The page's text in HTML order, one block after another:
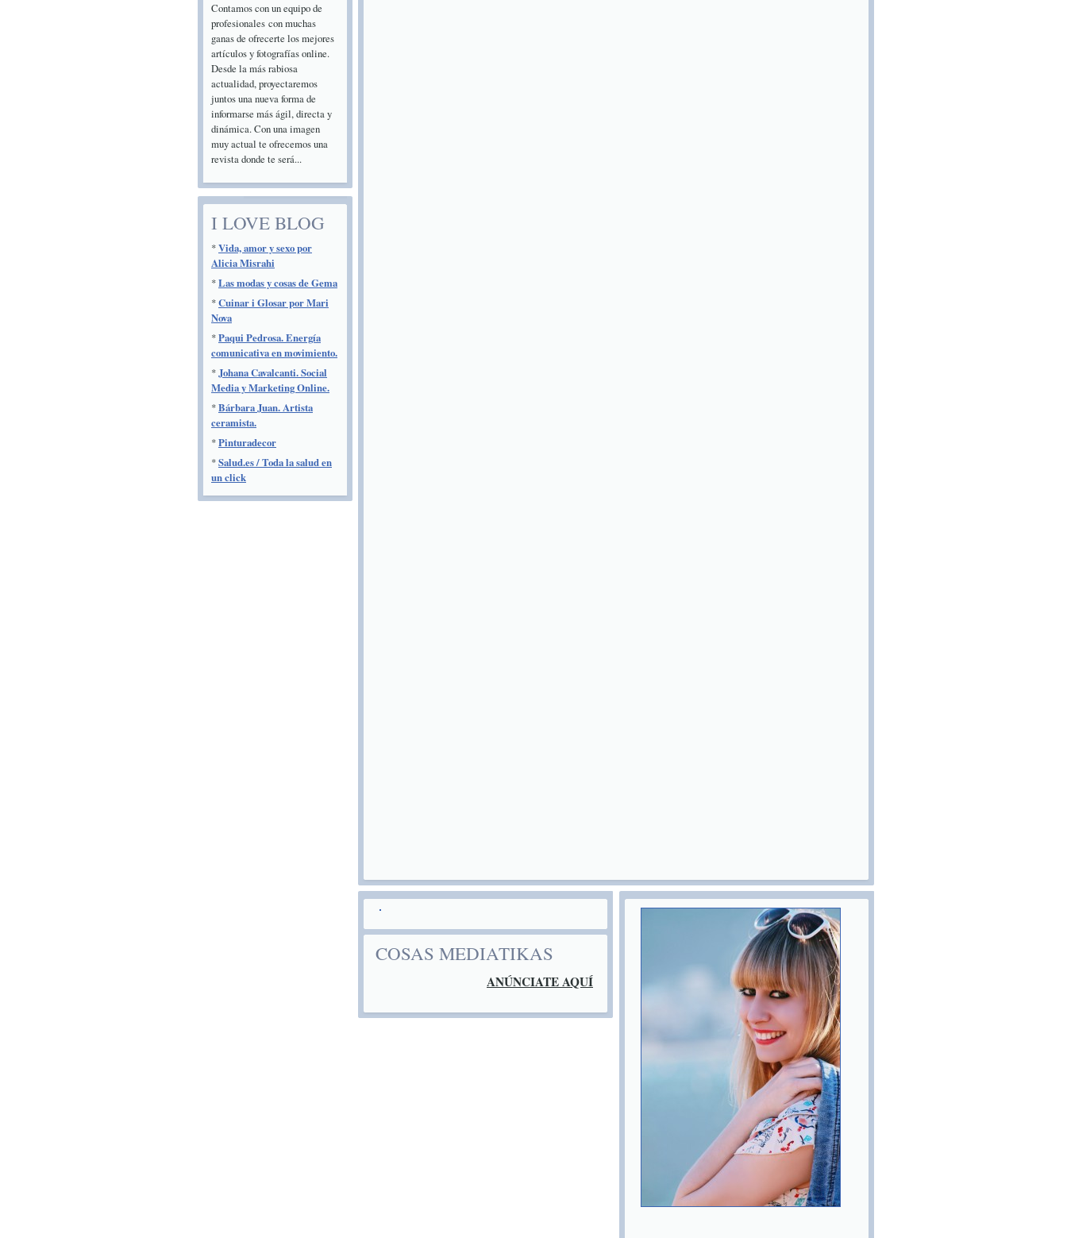
COSAS MEDIATIKAS
ANÚNCIATE AQUÍ
Contamos con un equipo de
profesionales con muchas
ganas de ofrecerte los mejores
artículos y fotografías online.
Desde la más rabiosa
actualidad, proyectaremos
juntos una nueva forma de
informarse más ágil, directa y
dinámica. Con una imagen
muy actual te ofrecemos una
revista donde te será...
I LOVE BLOG
*Vida, amor y sexo por
Alicia Misrahi
*Las modas y cosas de Gema
*Cuinar i Glosar por Mari
Nova
*Paqui Pedrosa. Energía
comunicativa en movimiento.
*Johana Cavalcanti. Social
Media y Marketing Online.
*Bárbara Juan. Artista
ceramista.
*Pinturadecor
*Salud.es / Toda la salud en
un click